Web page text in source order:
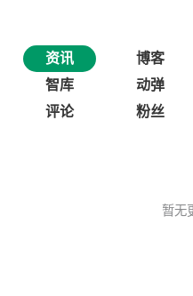
资讯 博客
智库
动弹
评论
粉丝
暂无